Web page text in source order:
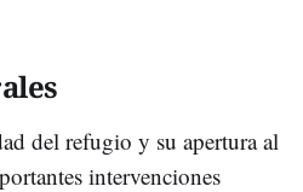
del refugio y su apertura al
intervenciones